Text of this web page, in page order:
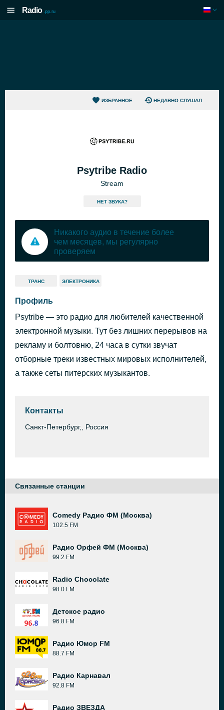
Radio .pp.ru
ИЗБРАННОЕ НЕДАВНО СЛУШАЛ
Psytribe Radio
Stream
HЕТ ЗВУКА?
Никакого аудио в течение более
чем месяцев, мы регулярно
проверяем
ТРАНС ЭЛЕКТРОНИКА
Профиль
Psytribe — это радио для любителей качественной
электронной музыки. Тут без лишних перерывов на
рекламу и болтовню, 24 часа в сутки звучат
отборные треки известных мировых исполнителей,
а также сеты питерских музыкантов.
Контакты
Санкт-Петербург,, Россия
Связанные станции
Comedy Радио ФМ (Москва)
102.5 FM
Радио Орфей ФМ (Москва)
99.2 FM
Radio Chocolate
98.0 FM
Детское радио
96.8 FM
Радио Юмор FM
88.7 FM
Радио Карнавал
92.8 FM
Радио ЗВЕЗДА